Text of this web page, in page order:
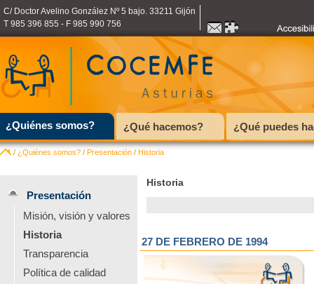
C/ Doctor Avelino González Nº 5 bajo. 33211 Gijón
T 985 396 855 - F 985 990 756
¿Quiénes somos? ¿Qué hacemos? ¿Qué puedes
/ ¿Quiénes somos? / Presentación / Historia
Presentación
Misión, visión y valores
Historia
Transparencia
Política de calidad
Historia
27 DE FEBRERO DE 1994